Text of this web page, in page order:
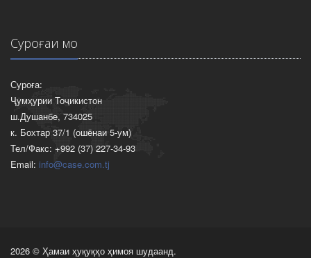
Суроғаи мо
Суроға:
Ҷумҳурии Тоҷикистон
ш.Душанбе, 734025
к. Бохтар 37/1 (ошёнаи 5-ум)
Тел/Факс: +992 (37) 227-34-93
Email: info@case.com.tj
2026 © Ҳамаи ҳуқуқҳо ҳимоя шудаанд.